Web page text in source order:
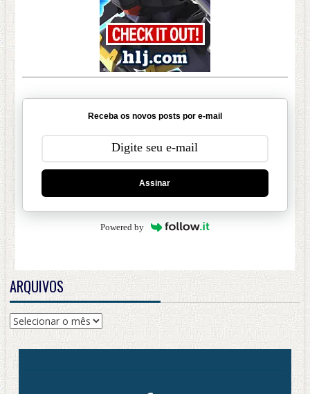
Receba os novos posts por e-mail
Assinar
Powered by
ARQUIVOS
Arquivos